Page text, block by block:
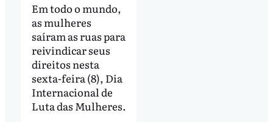
Em todo o mundo,
as mulheres
saíram as ruas para
reivindicar seus
direitos nesta
sexta-feira (8), Dia
Internacional de
Luta das Mulheres.